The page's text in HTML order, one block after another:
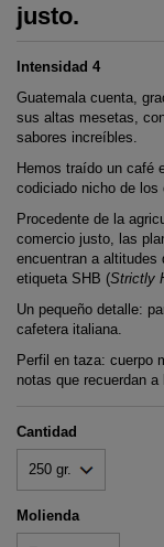
justo.
Intensidad 4
Guatemala cuenta,
sus altas mesetas,
sabores increíbles.
Hemos traído un café
codiciado nicho de
Procedente de la
comercio justo, las
encuentran a altitudes
etiqueta SHB (Strictly
Un pequeño detalle:
cafetera italiana.
Perfil en taza: cuerpo
notas que recuerdan
Cantidad
Molienda